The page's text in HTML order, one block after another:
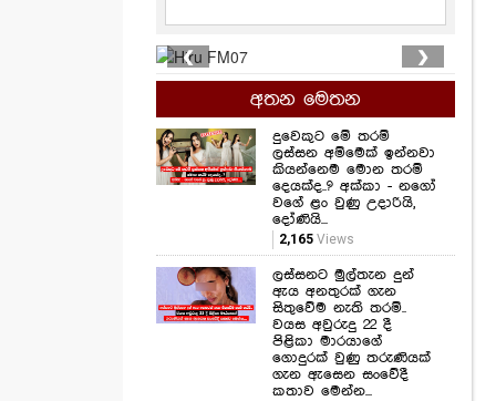
අතන මෙතන
දුවෙකුට මේ තරම්
ලස්සන අම්මෙක් ඉන්නවා
කියන්නෙම මොන තරම්
වගේ ළං වුණු උදාරියි,
දෝණියි...
2,165 Views
ලස්සනට මුල්තැන දුන්
ඇය අනතුරක් ගැන
සිතුවේම නැති තරම්..